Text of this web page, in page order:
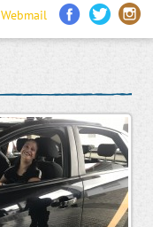
Webmail